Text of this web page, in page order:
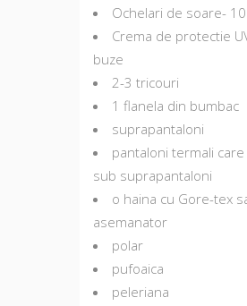
Ochelari de soare-
Crema de protectie
buze
2-3 tricouri
1 flanela din bumbac
suprapantaloni
pantaloni termali
sub suprapantaloni
o haina cu Gore-tex
asemanator
polar
pufoaica
peleriana